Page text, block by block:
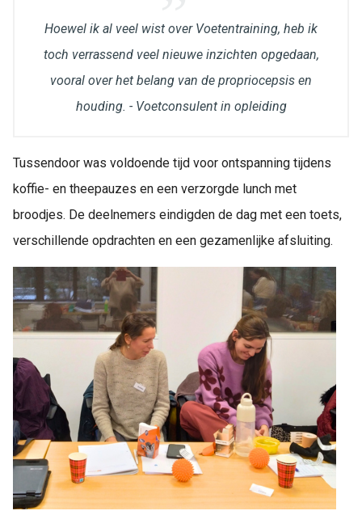
Hoewel ik al veel wist over Voetentraining, heb ik
toch verrassend veel nieuwe inzichten opgedaan,
vooral over het belang van de propriocepsis en
houding. - Voetconsulent in opleiding
Tussendoor was voldoende tijd voor ontspanning tijdens
koffie- en theepauzes en een verzorgde lunch met
broodjes. De deelnemers eindigden de dag met een toets,
verschillende opdrachten en een gezamenlijke afsluiting.